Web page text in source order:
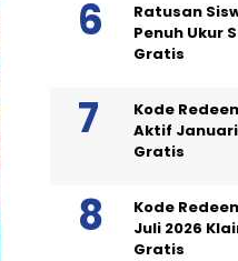
Ratusan
Penuh Ukur
Gratis
Kode
Aktif
Gratis
Kode
Juli 2026
Gratis